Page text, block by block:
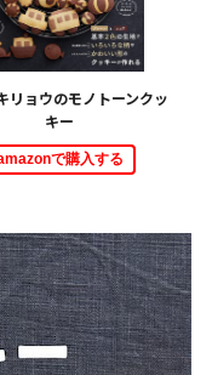
リョウのモノトーンクッ
キー
で購入する